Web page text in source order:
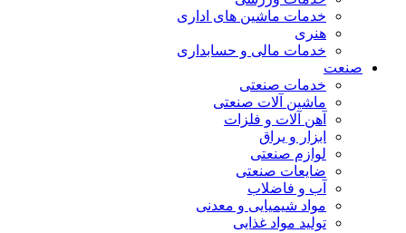
خدمات ماشین های اداری
هنری
خدمات مالی و حسابداری
صنعت
خدمات صنعتی
ماشین آلات صنعتی
آهن آلات و فلزات
ابزار و یراق
لوازم صنعتی
ضایعات صنعتی
آب و فاضلاب
مواد شیمیایی و معدنی
تولید مواد غذایی